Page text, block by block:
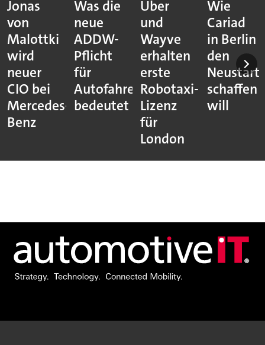
Jonas
von
Malottki
wird
neuer
CIO bei
Mercedes-
Benz
Was die
neue
ADDW-
Pflicht
für
Autofahrer
bedeutet
Uber
und
Wayve
erhalten
erste
Robotaxi-
Lizenz
für
London
Wie
Cariad
in Berlin
den
Neustart
schaffen
will